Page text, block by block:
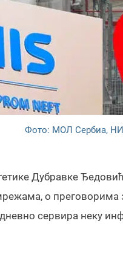
Фото: МОЛ Сербиа,
Дубравке
о преговорима
сервира неку